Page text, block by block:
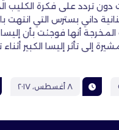
دون تردد على فكرة الكليب
داني بسترس التي انتهت
المخرجة أنها فوجئت بأن
إلى تأثر إليسا الكبير
٨ أغسطس، ٢٠١٧